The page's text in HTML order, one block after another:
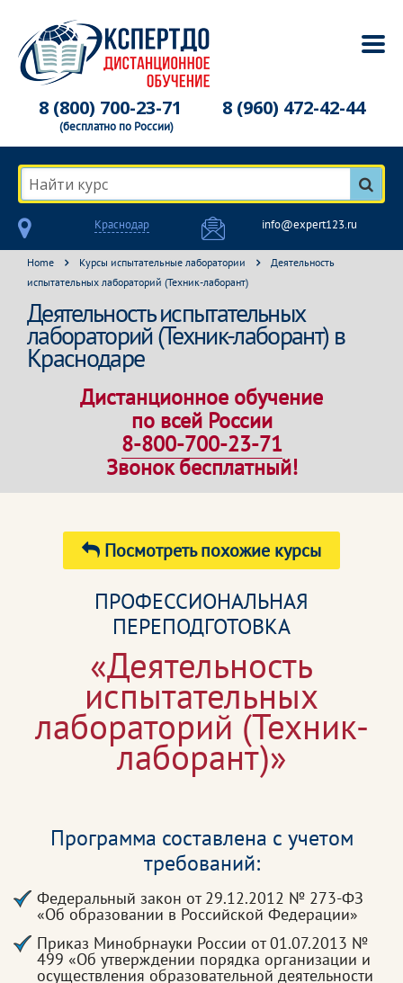
8 (800) 700-23-71
(бесплатно по России)
8 (960) 472-42-44
Найти курс
Краснодар info@expert123.ru
Home Курсы испытательные лаборатории
Деятельность
испытательных лабораторий (Техник-лаборант)
Деятельность испытательных
лабораторий (Техник-лаборант) в
Краснодаре
Дистанционное обучение
по всей России
8-800-700-23-71
Звонок бесплатный!
Посмотреть похожие курсы
ПРОФЕССИОНАЛЬНАЯ
ПЕРЕПОДГОТОВКА
«Деятельность
испытательных
лабораторий (Техник-
лаборант)»
Программа составлена с учетом
требований:
Федеральный закон от 29.12.2012 № 273-ФЗ
«Об образовании в Российской Федерации»
Приказ Минобрнауки России от 01.07.2013 №
499 «Об утверждении порядка организации и
осуществления образовательной деятельности